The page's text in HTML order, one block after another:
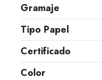
Gramaje
Tipo Papel
Certificado
Color